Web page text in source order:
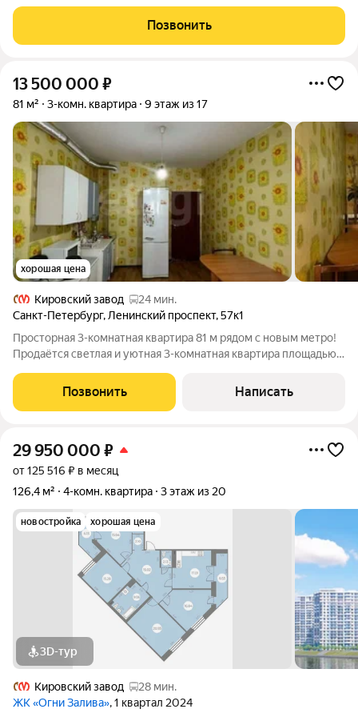
полностью подходит для комфортного
Позвонить
13 500 000 ₽
81 м² 3-комн. квартира 9 этаж из 17
хорошая цена
Кировский завод
24 мин.
Санкт-Петербург, Ленинский проспект,57к1
Просторная 3-комнатная квартира 81 м рядом с новым метро!
Продаётся светлая и уютная 3-комнатная квартира площадью
квартиры: Общая площадь 81 м. Удобная двухсторонняя
Позвонить Написать
29 950 000 ₽
от 125 516 ₽ в месяц
126,4 м²
4-комн. квартира 3 этаж из 20
новостройка хорошая цена
3D-тур
Кировский завод
28 мин.
ЖК «Огни Залива», 1 квартал 2024